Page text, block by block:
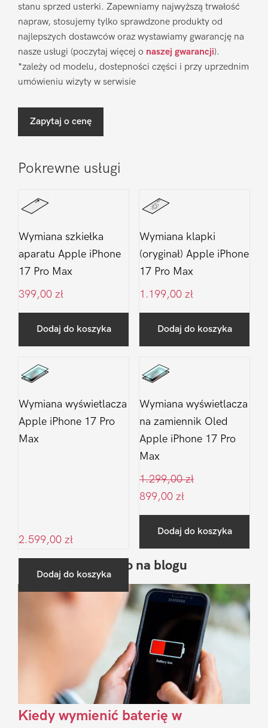
stanu sprzed usterki. Zapewniamy najwyższą trwałość
napraw, stosujemy tylko sprawdzone produkty od
najlepszych dostawców oraz wystawiamy gwarancję na
nasze usługi (poczytaj więcej o naszej gwarancji).
*zależy od modelu, dostepności części i przy uprzednim
umówieniu wizyty w serwisie
Zapytaj o cenę
Pokrewne usługi
Wymiana szkiełka
aparatu Apple iPhone
17 Pro Max
399,00 zł
Dodaj do koszyka
Wymiana klapki
(oryginał) Apple iPhone
17 Pro Max
1.199,00 zł
Dodaj do koszyka
Wymiana wyświetlacza
Apple iPhone 17 Pro
Max
2.599,00 zł
Dodaj do koszyka
Wymiana wyświetlacza
na zamiennik Oled
Apple iPhone 17 Pro
Max
1.299,00zł
899,00 zł
Dodaj do koszyka
Pierwszy
Sidebar
Ostatnio na blogu
Kiedy wymienić baterię w